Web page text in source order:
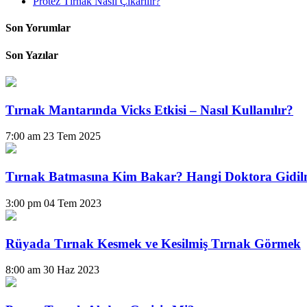
Son Yorumlar
Son Yazılar
Tırnak Mantarında Vicks Etkisi – Nasıl Kullanılır?
7:00 am 23 Tem 2025
Tırnak Batmasına Kim Bakar? Hangi Doktora
3:00 pm 04 Tem 2023
Rüyada Tırnak Kesmek ve Kesilmiş Tırnak Görmek
8:00 am 30 Haz 2023